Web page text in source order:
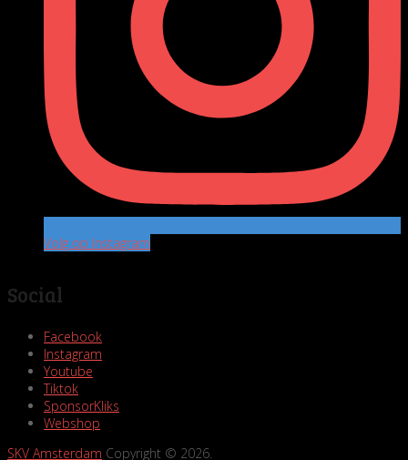
Volg op Instagram
Social
Facebook
Instagram
Youtube
Tiktok
SponsorKliks
Webshop
SKV Amsterdam Copyright © 2026.